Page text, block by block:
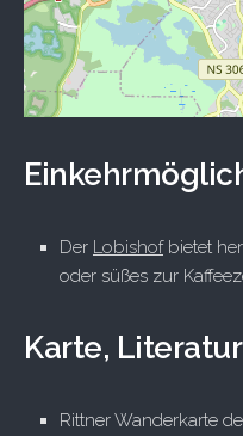
Der Lobishofbietet
oder süßes zur
Karte, Literatur
Rittner Wanderkarte